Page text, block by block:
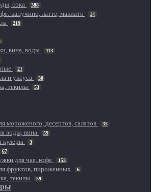
сока 388
капучино, латте, макиато 14
219
вина, воды 113
21
и уксуса 30
текилы 53
мороженого, десертов, салатов 35
воды, вина 59
кулеры 3
67
для чая, кофе 153
фруктов, пироженных 6
текилы 59